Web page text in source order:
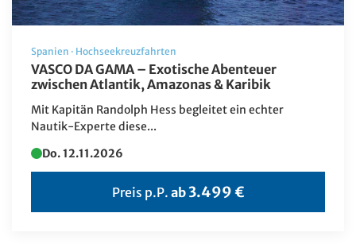
Events
Flugreisen
Flusskreuzfahrt
Frühjahrs-Reisen
Geschenkideen
Herbstreisen
Hochseekreuzfahrten
Spanien · Hochseekreuzfahrten
VASCO DA GAMA – Exotische Abenteuer
zwischen Atlantik, Amazonas & Karibik
Mit Kapitän Randolph Hess begleitet ein echter
Nautik-Experte diese...
Do. 12.11.2026
Preis p.P. ab 3.499 €